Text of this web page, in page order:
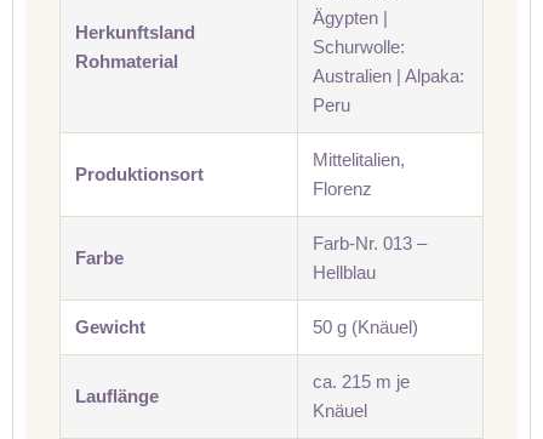
Herkunftsland
Rohmaterial
Ägypten |
Schurwolle:
Australien | Alpaka:
Peru
Produktionsort
Mittelitalien,
Florenz
Farbe
Farb-Nr. 013 –
Hellblau
Gewicht 50 g (Knäuel)
Lauflänge
ca. 215 m je
Knäuel